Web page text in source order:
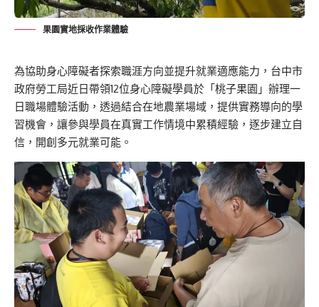
果園實地採收作業體驗
為協助身心障礙者探索職涯方向並提升就業適應能力，台中市
政府勞工局近日帶領12位身心障礙學員於「桃子果園」辦理一
日職場體驗活動，透過結合在地農業場域，提供實務導向的學
習機會，讓參與學員在真實工作情境中累積經驗，逐步建立自
信，開創多元就業可能。